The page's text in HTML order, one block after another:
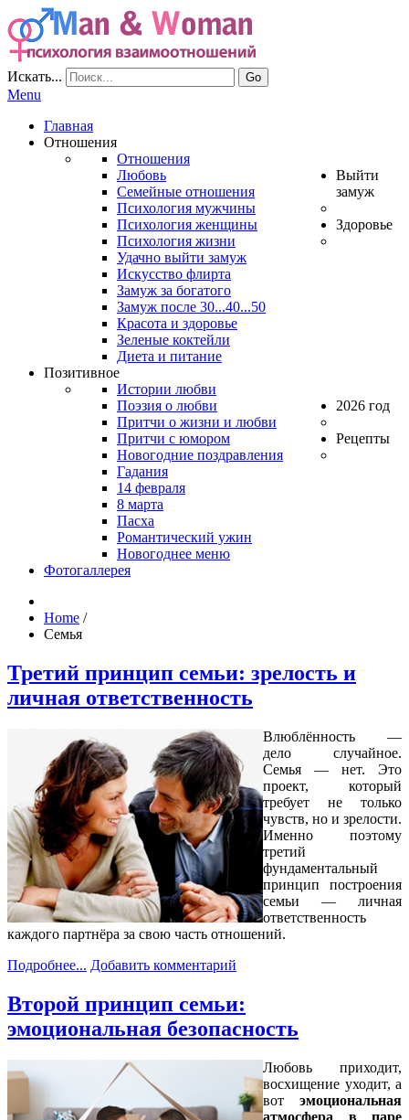
Искать... Go
Menu
Главная
Отношения
Отношения
Любовь
Семейные отношения
Психология мужчины
Психология женщины
Психология жизни
Выйти
замуж
Удачно выйти замуж
Искусство флирта
Замуж за богатого
Замуж после 30...40...50
Здоровье
Красота и здоровье
Зеленые коктейли
Диета и питание
Позитивное
Истории любви
Поэзия о любви
Притчи о жизни и любви
Притчи с юмором
2026 год
Новогодние поздравления
Гадания
14 февраля
8 марта
Рецепты
Пасха
Романтический ужин
Новогоднее меню
Фотогаллерея
Home /
Семья
Третий принцип семьи: зрелость и
личная ответственность
Влюблённость —
дело случайное.
Семья — нет. Это
проект, который
требует не только
чувств, но и зрелости.
Именно поэтому
третий
фундаментальный
принцип построения
семьи — личная
ответственность
каждого партнёра за свою часть отношений.
Подробнее... Добавить комментарий
Второй принцип семьи:
эмоциональная безопасность
Любовь приходит,
восхищение уходит, а
вот эмоциональная
атмосфера в паре